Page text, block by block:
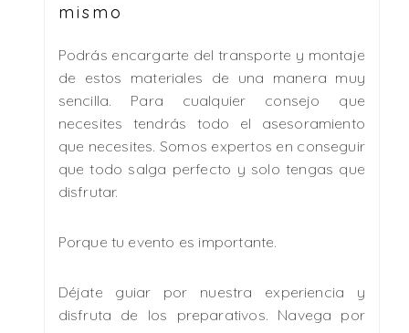
mismo
Podrás encargarte del transporte y montaje
de estos materiales de una manera muy
sencilla. Para cualquier consejo que
necesites tendrás todo el asesoramiento
que necesites. Somos expertos en conseguir
que todo salga perfecto y solo tengas que
disfrutar.
Porque tu evento es importante.
Déjate guiar por nuestra experiencia y
disfruta de los preparativos. Navega por